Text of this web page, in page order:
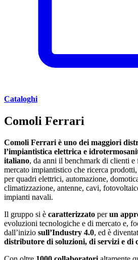
Cataloghi
Comoli Ferrari
Comoli Ferrari è uno dei maggiori
l’impiantistica elettrica e
italiano, da anni il benchmark di clienti
mercato impiantistico che ricerca
per quadri elettrici, automazione,
climatizzazione, antenne, cavi,
impianti navali.
Il gruppo si è caratterizzato perun
evoluzioni tecnologiche e di mercato e,
dall’inizio sull’Industry 4.0, ed è
distributore di soluzioni, di servizi e di